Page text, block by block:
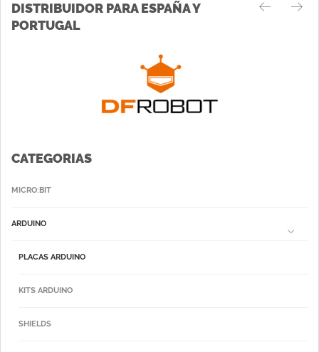
DISTRIBUIDOR PARA ESPAÑA Y
PORTUGAL
CATEGORIAS
MICRO:BIT
ARDUINO
PLACAS ARDUINO
KITS ARDUINO
SHIELDS